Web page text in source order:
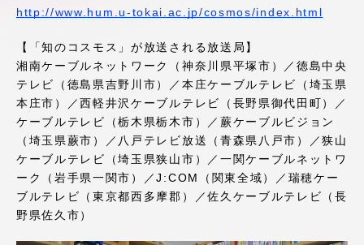
http://www.hum.u-tokai.ac.jp/cosmos/index.html
【「知のコスモス」が放送される放送局】
湘南ケーブルネットワーク（神奈川県平塚市）／徳島中央
テレビ（徳島県吉野川市）／本庄ケーブルテレビ（埼玉県
本庄市）／西軽井沢ケーブルテレビ（長野県御代田町）／
ケーブルテレビ（栃木県栃木市）／蕨ケーブルビジョン
（埼玉県蕨市）／八戸テレビ放送（青森県八戸市）／狭山
ケーブルテレビ（埼玉県狭山市）／一関ケーブルネットワ
ーク（岩手県一関市）／J:COM（関東全域）／瑞穂ケー
ブルテレビ（東京都西多摩郡）／佐久ケーブルテレビ（長
野県佐久市）
アクセス情報
品川キャンパス 湘南キャンパス
伊勢原キャンパス 静岡キャンパス
熊本キャンパス
阿蘇くまもと
臨空キャンパス
札幌キャンパス